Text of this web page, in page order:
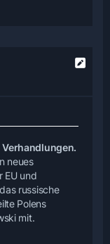
neues
EU und
russische
Polens
mit.